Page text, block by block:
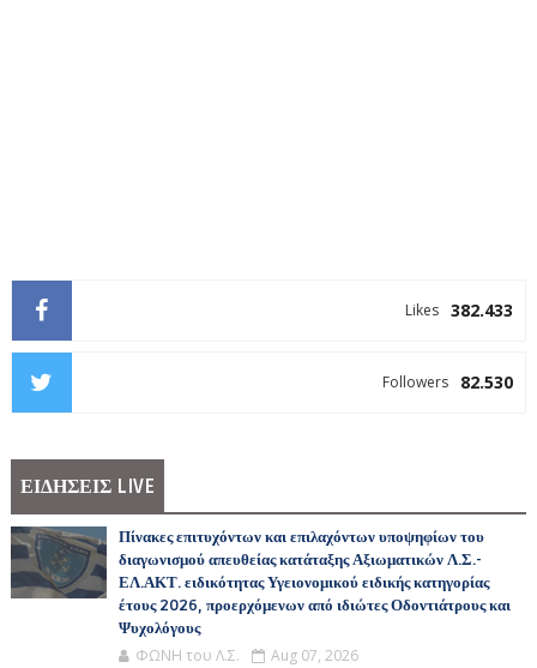
382.433
Likes
82.530
Followers
ΕΙΔΗΣΕΙΣ LIVE
Πίνακες επιτυχόντων και επιλαχόντων υποψηφίων του
διαγωνισμού απευθείας κατάταξης Αξιωματικών Λ.Σ.-
ΕΛ.ΑΚΤ. ειδικότητας Υγειονομικού ειδικής κατηγορίας
έτους 2026, προερχόμενων από ιδιώτες Οδοντιάτρους και
Ψυχολόγους
ΦΩΝΗ του Λ.Σ. Aug 07, 2026